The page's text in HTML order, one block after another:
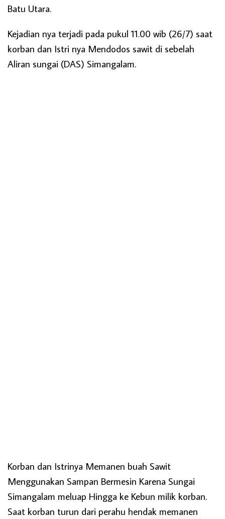
Batu Utara.
Kejadian nya terjadi pada pukul 11.00 wib (26/7) saat
korban dan Istri nya Mendodos sawit di sebelah
Aliran sungai (DAS) Simangalam.
Korban dan Istrinya Memanen buah Sawit
Menggunakan Sampan Bermesin Karena Sungai
Simangalam meluap Hingga ke Kebun milik korban.
Saat korban turun dari perahu hendak memanen